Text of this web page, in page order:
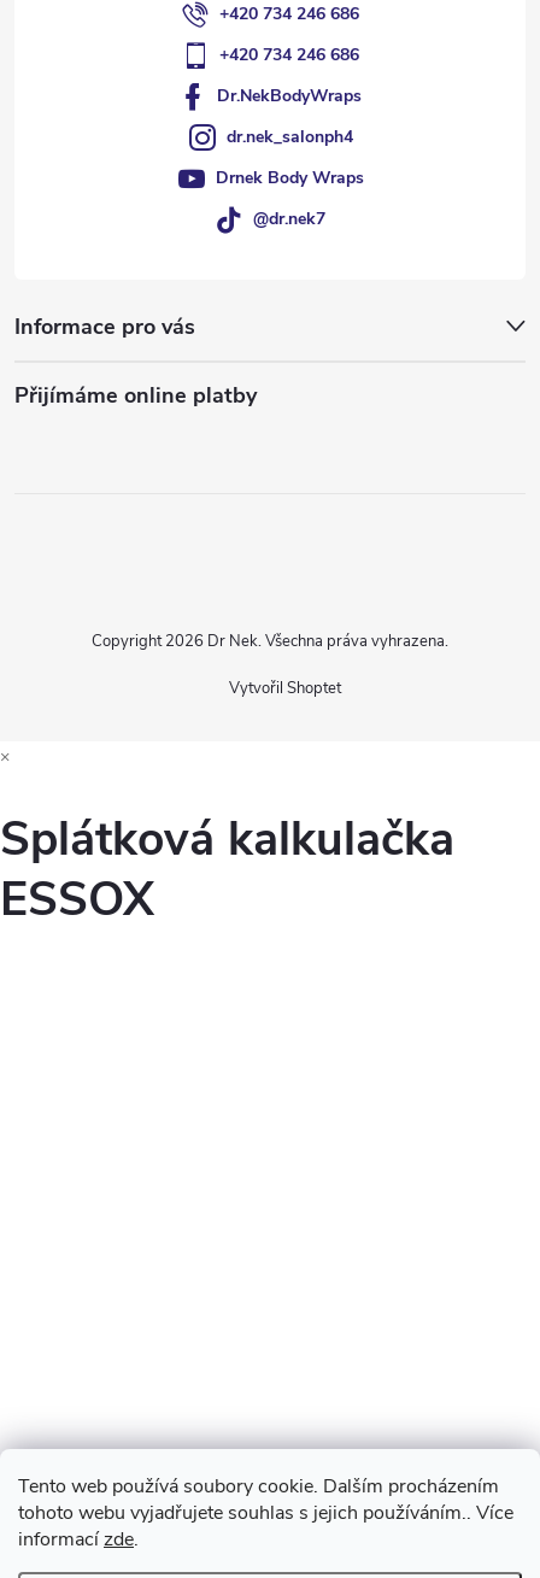
Tento web používá soubory cookie. Dalším procházením
tohoto webu vyjadřujete souhlas s jejich používáním.. Více
informacízde.
+420 734 246 686
+420 734 246 686
Dr.NekBodyWraps
dr.nek_salonph4
Drnek Body Wraps
@dr.nek7
Informace pro vás
Přijímáme online platby
Vytvořil Shoptet
Copyright 2026 Dr Nek. Všechna práva vyhrazena.
×
Splátková kalkulačka
ESSOX